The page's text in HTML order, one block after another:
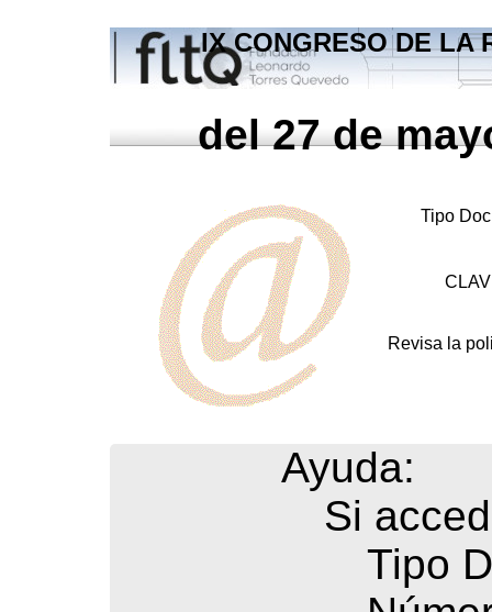
IX CONGRESO DE LA
del 27 de
Tipo
Revisa la
Ayuda:
Si
Tipo